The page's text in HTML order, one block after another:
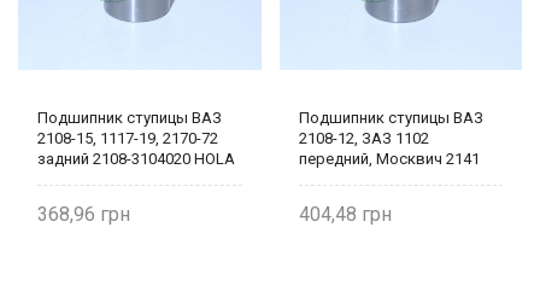
Подшипник ступицы ВАЗ
2108-15, 1117-19, 2170-72
задний 2108-3104020 HOLA
368,96
Подшипник ступицы ВАЗ
2108-12, ЗАЗ 1102
передний, Москвич 2141
404,48